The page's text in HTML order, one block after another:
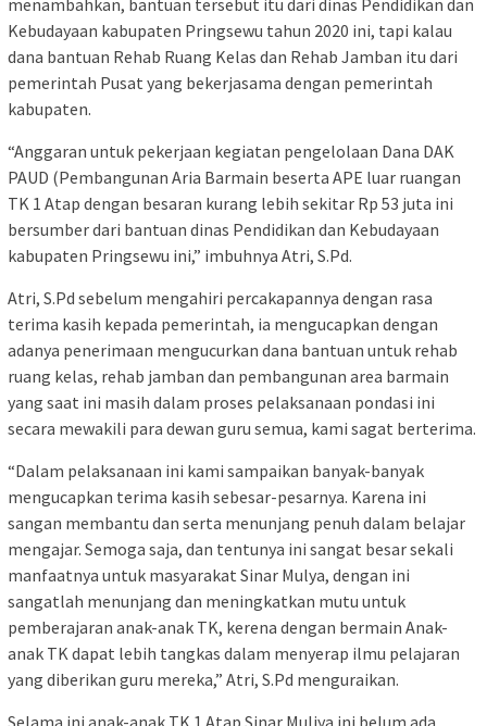
Kebudayaan kabupaten Pringsewu tahun 2020 ini, tapi kalau
dana bantuan Rehab Ruang Kelas dan Rehab Jamban itu dari
pemerintah Pusat yang bekerjasama dengan pemerintah
kabupaten.
“Anggaran untuk pekerjaan kegiatan pengelolaan Dana DAK
PAUD (Pembangunan Aria Barmain beserta APE luar ruangan
TK 1 Atap dengan besaran kurang lebih sekitar Rp 53 juta ini
bersumber dari bantuan dinas Pendidikan dan Kebudayaan
kabupaten Pringsewu ini,” imbuhnya Atri, S.Pd.
Atri, S.Pd sebelum mengahiri percakapannya dengan rasa
terima kasih kepada pemerintah, ia mengucapkan dengan
adanya penerimaan mengucurkan dana bantuan untuk rehab
ruang kelas, rehab jamban dan pembangunan area barmain
yang saat ini masih dalam proses pelaksanaan pondasi ini
secara mewakili para dewan guru semua, kami sagat berterima.
“Dalam pelaksanaan ini kami sampaikan banyak-banyak
mengucapkan terima kasih sebesar-pesarnya. Karena ini
sangan membantu dan serta menunjang penuh dalam belajar
mengajar. Semoga saja, dan tentunya ini sangat besar sekali
manfaatnya untuk masyarakat Sinar Mulya, dengan ini
sangatlah menunjang dan meningkatkan mutu untuk
pemberajaran anak-anak TK, kerena dengan bermain Anak-
anak TK dapat lebih tangkas dalam menyerap ilmu pelajaran
yang diberikan guru mereka,” Atri, S.Pd menguraikan.
Selama ini anak-anak TK 1 Atap Sinar Muliya ini belum ada